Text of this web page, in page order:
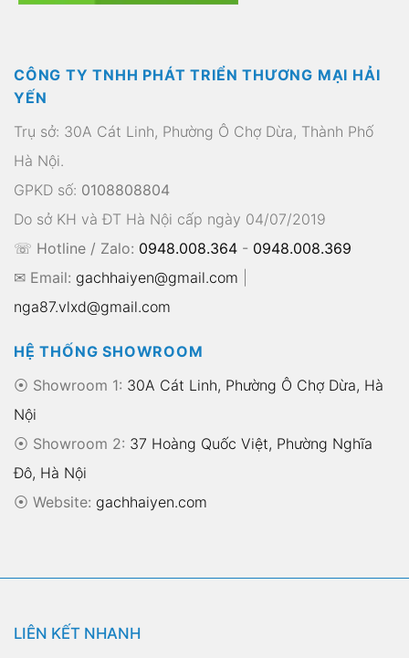
CÔNG TY TNHH PHÁT TRIỂN THƯƠNG MẠI HẢI
YẾN
Trụ sở: 30A Cát Linh, Phường Ô Chợ Dừa, Thành Phố
Hà Nội.
GPKD số: 0108808804
Do sở KH và ĐT Hà Nội cấp ngày 04/07/2019
☏ Hotline / Zalo: 0948.008.364 - 0948.008.369
✉ Email: gachhaiyen@gmail.com
nga87.vlxd@gmail.com
HỆ THỐNG SHOWROOM
⦿ Showroom 1: 30A Cát Linh, Phường Ô Chợ Dừa, Hà
Nội
⦿ Showroom 2: 37 Hoàng Quốc Việt, Phường Nghĩa
Đô, Hà Nội
⦿ Website: gachhaiyen.com
LIÊN KẾT NHANH